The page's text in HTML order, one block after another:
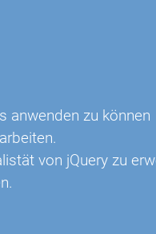
anwenden zu können
von jQuery zu